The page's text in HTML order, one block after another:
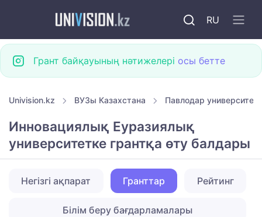
RU
Грант байқауының нәтижелері осы бетте
Univision.kz ВУЗы Казахстана Павлодар
Инновациялық Еуразиялық
университетке грантқа өту балдары
Негізгі ақпарат Гранттар Рейтинг
Білім беру бағдарламалары